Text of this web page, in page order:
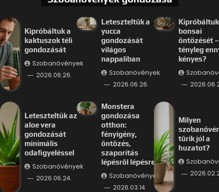
Kipróbáltuk a
kaktuszok téli
gondozását
Szobanövények
2026.06.26.
Leteszteltük a
yucca
gondozását
világos
nappaliban
Szobanövények
2026.06.26.
bonsai
öntözését –
tényleg
kényes?
Leteszteltük az
aloe vera
gondozását
minimális
odafigyeléssel
Szobanövények
2026.06.24.
Monstera
gondozása
otthon:
fényigény,
öntözés,
szaporítás
lépésről lépésre
Szobanövények
2026.03.14.
Milyen
tűrik jól a
huzatot?